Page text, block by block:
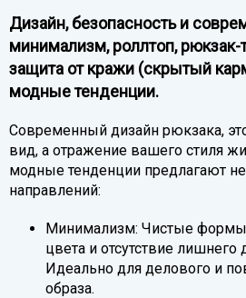
Дизайн, безопасность и
минимализм, роллтоп,
защита от кражи (скрытый
модные тенденции.
Современный дизайн рюкзака,
вид, а отражение вашего стиля
модные тенденции предлагают
направлений:
Минимализм: Чистые
цвета и отсутствие лишнего
Идеально для делового и
образа.